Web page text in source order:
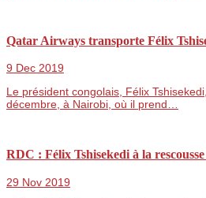
Qatar Airways transporte Félix
9 Dec 2019
Le président congolais, Félix
décembre, à Nairobi, où il prend…
RDC : Félix Tshisekedi à la
29 Nov 2019